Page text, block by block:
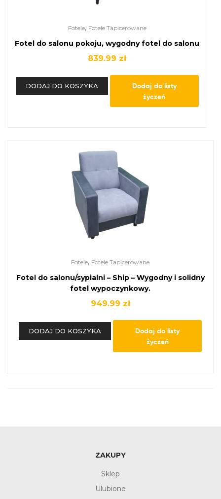
Fotele, Fotele Tapicerowane
Fotel do salonu pokoju, wygodny fotel do salonu
839.99 zł
DODAJ DO KOSZYKA
Dodaj do listy
życzeń
Fotele, Fotele Tapicerowane
Fotel do salonu/sypialni – Ship – Wygodny i solidny
fotel wypoczynkowy.
949.99 zł
DODAJ DO KOSZYKA
Dodaj do listy
życzeń
ZAKUPY
Sklep
Ulubione